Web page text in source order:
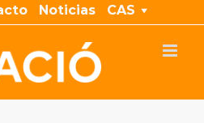
Noticias CAS